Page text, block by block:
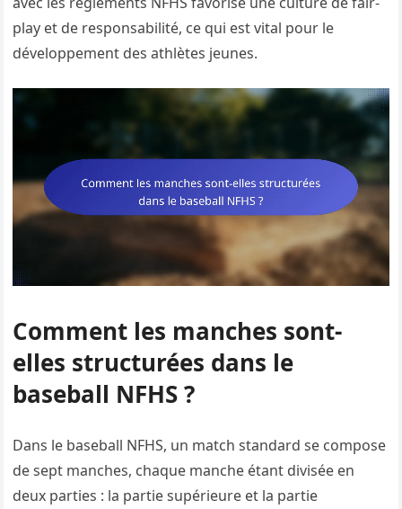
play et de responsabilité, ce qui est vital pour le
développement des athlètes jeunes.
Comment les manches sont-
elles structurées dans le
baseball NFHS ?
Dans le baseball NFHS, un match standard se compose
de sept manches, chaque manche étant divisée en
deux parties : la partie supérieure et la partie